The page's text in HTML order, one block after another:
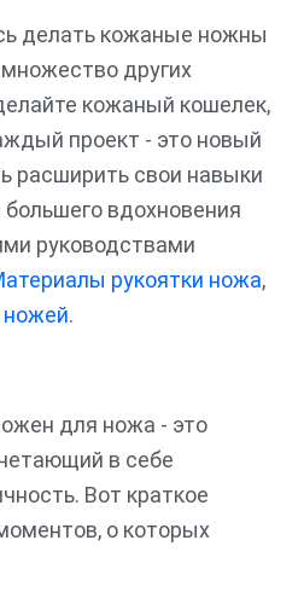
делать кожаные ножны
других
кожаный кошелек,
проект - это новый
расширить свои навыки
вдохновения
руководствами
рукоятки ножа,
.
для ножа - это
в себе
Вот краткое
о которых